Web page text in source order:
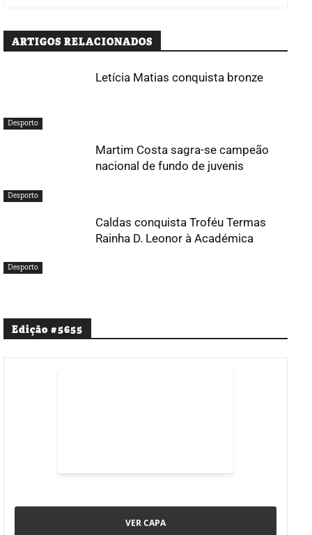
ARTIGOS RELACIONADOS
Desporto
Letícia Matias conquista bronze
Desporto
Martim Costa sagra-se campeão
nacional de fundo de juvenis
Desporto
Caldas conquista Troféu Termas
Rainha D. Leonor à Académica
Edição #5655
VER CAPA